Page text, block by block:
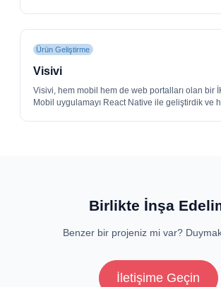
geliştirildi. IndexedDB birincil depolama +
(local-first mimari), Web Workers ile diff
abonelik yönetimi ve Google Docs, Notion, MS
entegrasyonları.
Ürün Geliştirme
Visivi
Visivi, hem mobil hem de web portalları olan bir
Mobil uygulamayı React Native ile geliştirdik ve
Birlikte İnşa
Benzer bir projeniz mi var?
İletişime Geçin